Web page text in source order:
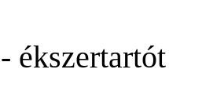
ékszertartót